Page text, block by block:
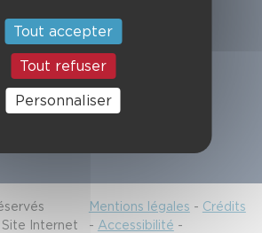
les secours
18/112
Site Internet
Mentions légales - Crédits
- Accessibilité -
Tout accepter
Tout refuser
Personnaliser